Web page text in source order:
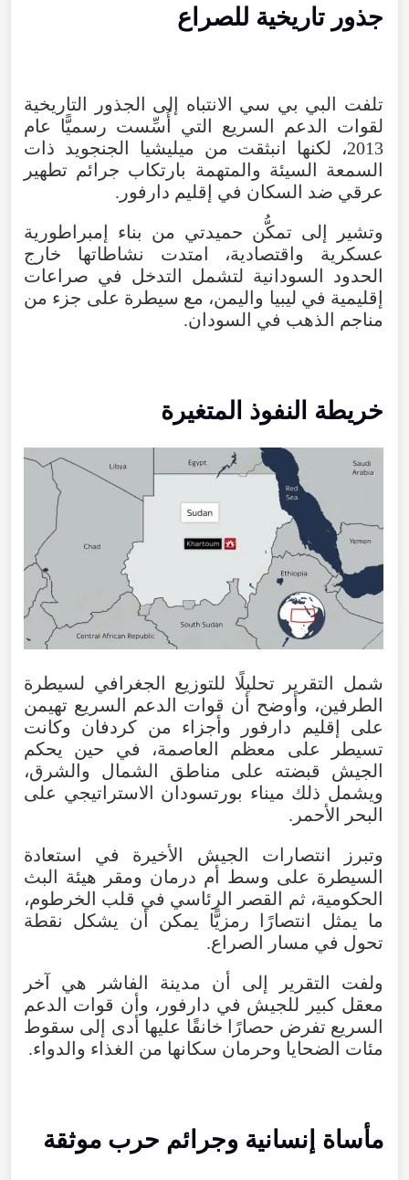
جذور تاريخية للصراع
تلفت البي بي سي الانتباه إلى الجذور التاريخية
لقوات الدعم السريع التي أُسِّست رسميًّا عام
2013، لكنها انبثقت من ميليشيا الجنجويد ذات
السمعة السيئة والمتهمة بارتكاب جرائم تطهير
عرقي ضد السكان في إقليم دارفور.
وتشير إلى تمكُّن حميدتي من بناء إمبراطورية
عسكرية واقتصادية، امتدت نشاطاتها خارج
الحدود السودانية لتشمل التدخل في صراعات
إقليمية في ليبيا واليمن، مع سيطرة على جزء من
مناجم الذهب في السودان.
خريطة النفوذ المتغيرة
شمل التقرير تحليلًا للتوزيع الجغرافي لسيطرة
الطرفين، وأوضح أن قوات الدعم السريع تهيمن
على إقليم دارفور وأجزاء من كردفان وكانت
تسيطر على معظم العاصمة، في حين يحكم
الجيش قبضته على مناطق الشمال والشرق،
ويشمل ذلك ميناء بورتسودان الاستراتيجي على
البحر الأحمر.
وتبرز انتصارات الجيش الأخيرة في استعادة
السيطرة على وسط أم درمان ومقر هيئة البث
الحكومية، ثم القصر الرئاسي في قلب الخرطوم،
ما يمثل انتصارًا رمزيًّا يمكن أن يشكل نقطة
تحول في مسار الصراع.
ولفت التقرير إلى أن مدينة الفاشر هي آخر
معقل كبير للجيش في دارفور، وأن قوات الدعم
السريع تفرض حصارًا خانقًا عليها أدى إلى سقوط
مئات الضحايا وحرمان سكانها من الغذاء والدواء.
مأساة إنسانية وجرائم حرب موثقة